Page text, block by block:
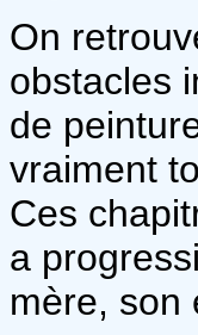
On
obstacles
de
vraiment
Ces
a
mère, son